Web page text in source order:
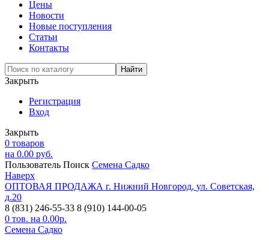
Цены
Новости
Новые поступления
Статьи
Контакты
Закрыть
Регистрация
Вход
Закрыть
0 товаров
на 0.00 руб.
Пользователь Поиск Семена Садко
Наверх
ОПТОВАЯ ПРОДАЖА г. Нижний Новгород, ул. Советская,
д.20
8 (831) 246-55-33 8 (910) 144-00-05
0 тов. на 0.00р.
Семена Садко